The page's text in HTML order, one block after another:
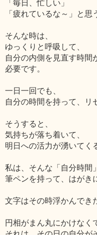
「毎日、忙しい」
「疲れているな～」と思
そんな時は、
ゆっくりと呼吸して、
自分の内側を見直す時間
必要です。
一日一回でも、
自分の時間を持って、リ
そうすると、
気持ちが落ち着いて、
明日への活力が湧いてく
私は、そんな「自分時間
筆ペンを持って、はがき
文字はその時浮かんでき
円相がまん丸にかけなく